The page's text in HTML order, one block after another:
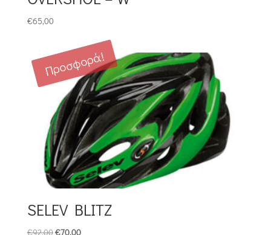
€65,00
Προσφορά!
SELEV BLITZ
€92,00Original
€70,00Η